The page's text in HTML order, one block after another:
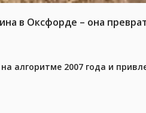
в Оксфорде – она
алгоритме 2007 года и